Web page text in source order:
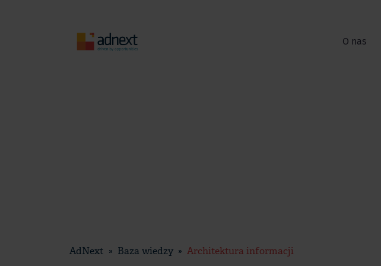
O nas
AdNext Baza wiedzy Architektura informacji